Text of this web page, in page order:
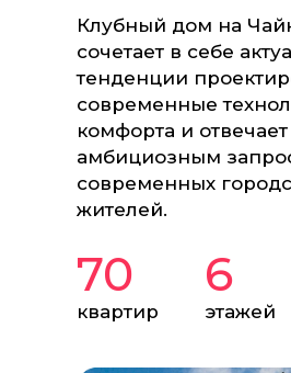
Клубный дом на
сочетает в себе
тенденции
современные
комфорта и
амбициозным
современных
жителей.
70
квартир
6
этажей